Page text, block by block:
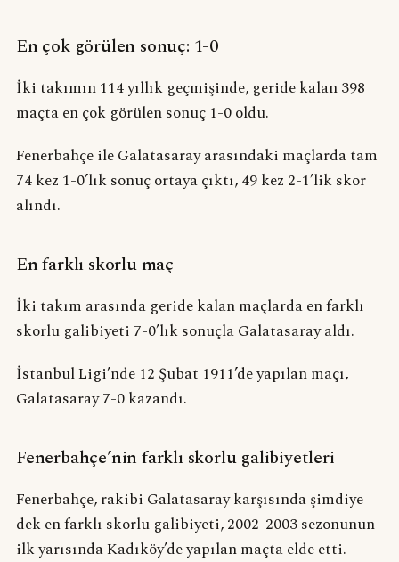
En çok görülen sonuç: 1-0
İki takımın 114 yıllık geçmişinde, geride kalan 398
maçta en çok görülen sonuç 1-0 oldu.
Fenerbahçe ile Galatasaray arasındaki maçlarda tam
74 kez 1-0’lık sonuç ortaya çıktı, 49 kez 2-1’lik skor
alındı.
En farklı skorlu maç
İki takım arasında geride kalan maçlarda en farklı
skorlu galibiyeti 7-0’lık sonuçla Galatasaray aldı.
İstanbul Ligi’nde 12 Şubat 1911’de yapılan maçı,
Galatasaray 7-0 kazandı.
Fenerbahçe’nin farklı skorlu galibiyetleri
Fenerbahçe, rakibi Galatasaray karşısında şimdiye
dek en farklı skorlu galibiyeti, 2002-2003 sezonunun
ilk yarısında Kadıköy’de yapılan maçta elde etti.